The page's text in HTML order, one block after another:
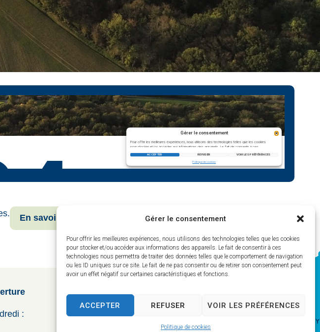
Gérer le consentement
Pour offrir les meilleures expériences, nous utilisons des technologies telles que les cookies
pour stocker et/ou accéder aux informations des appareils. Le fait de consentir à ces
technologies nous permettra de traiter des données telles que le comportement de navigation
ou les ID uniques sur ce site. Le fait de ne pas consentir ou de retirer son consentement peut
avoir un effet négatif sur certaines caractéristiques et fonctions.
ACCEPTER REFUSER VOIR LES PRÉFÉRENCES
Politique de cookies
En savoir plus
: